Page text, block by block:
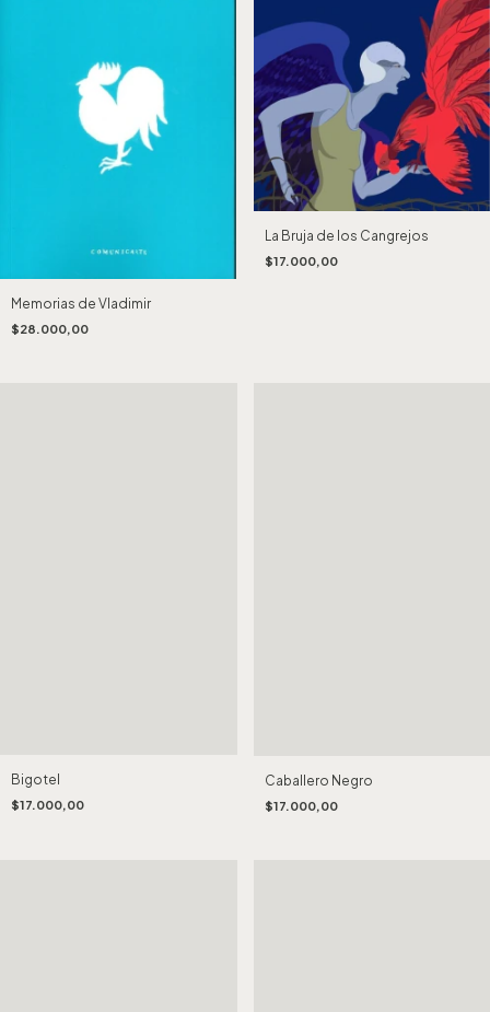
Memorias de Vladimir
$28.000,00
La Bruja de los Cangrejos
$17.000,00
Bigotel
$17.000,00
Caballero Negro
$17.000,00